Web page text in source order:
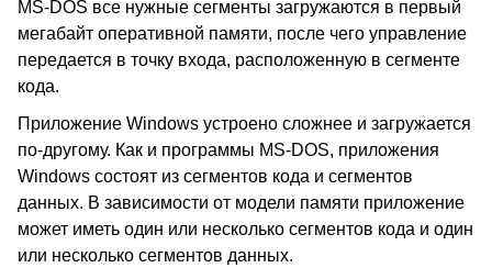
MS-DOS все нужные сегменты загружаются в первый
мегабайт оперативной памяти, после чего управление
передается в точку входа, расположенную в сегменте
кода.
Приложение Windows устроено сложнее и загружается
по-другому. Как и программы MS-DOS, приложения
Windows состоят из сегментов кода и сегментов
данных. В зависимости от модели памяти приложение
может иметь один или несколько сегментов кода и один
или несколько сегментов данных.